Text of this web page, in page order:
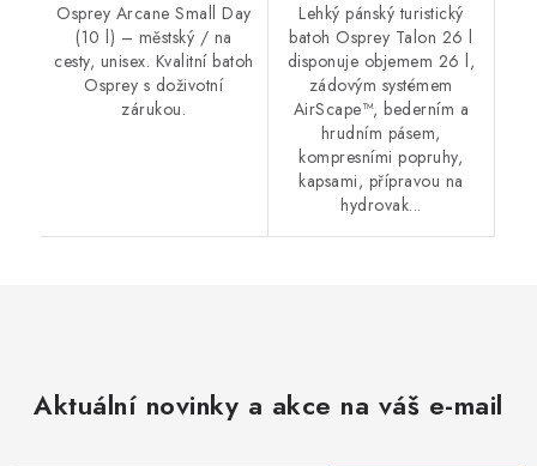
Osprey Arcane Small Day
(10 l) – městský / na
cesty, unisex. Kvalitní batoh
Osprey s doživotní
zárukou.
Lehký pánský turistický
batoh Osprey Talon 26 l
disponuje objemem 26 l,
zádovým systémem
AirScape™, bederním a
hrudním pásem,
kompresními popruhy,
kapsami, přípravou na
hydrovak...
Aktuální novinky a akce na váš e-mail